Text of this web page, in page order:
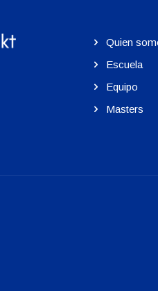
Quien
Escuela
Equipo
Masters